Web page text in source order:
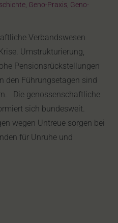
, Geno-Praxis, Geno-
Verbandswesen
Umstrukturierung,
Pensionsrückstellungen
den Führungsetagen sind
Die genossenschaftliche
sich bundesweit.
wegen Untreue sorgen bei
für Unruhe und